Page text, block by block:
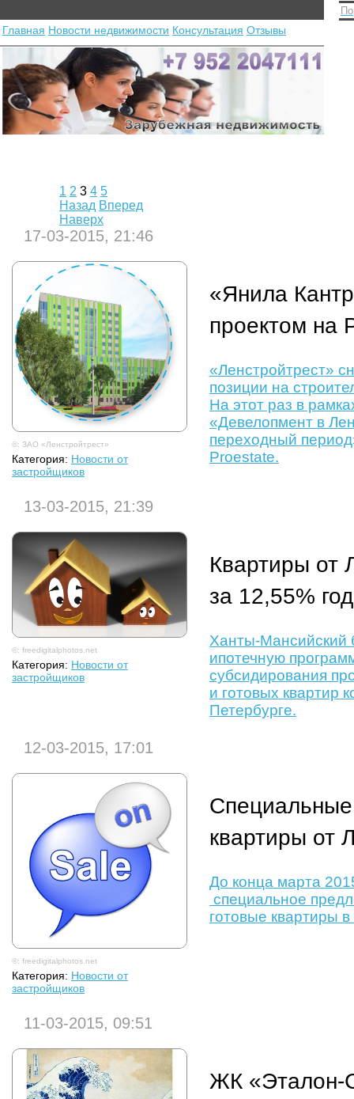
Главная Новости недвижимости Консультация Отзывы
1 2 3 4 5
Назад Вперед
Наверх
17-03-2015, 21:46
©: ЗАО «Ленстройтрест»
Категория: Новости от
застройщиков
«Янила
проектом на
«Ленстройтрест»
позиции на
На этот раз в
«Девелопмент в
переходный
Proestate.
13-03-2015, 21:39
©: freedigitalphotos.net
Категория: Новости от
застройщиков
Квартиры от
за 12,55%
Ханты-Мансийский
ипотечную
субсидирования
и готовых квартир
Петербурге.
12-03-2015, 17:01
©: freedigitalphotos.net
Категория: Новости от
застройщиков
Специальные
квартиры от
До конца марта
специальное
готовые квартиры
11-03-2015, 09:51
ЖК «Эталон-